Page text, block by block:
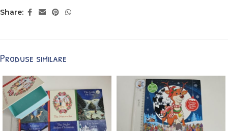
Share:
Produse similare